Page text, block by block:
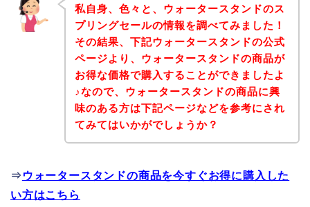
私自身、色々と、ウォータースタンドのス
プリングセールの情報を調べてみました！
その結果、下記ウォータースタンドの公式
ページより、ウォータースタンドの商品が
お得な価格で購入することができましたよ
♪なので、ウォータースタンドの商品に興
味のある方は下記ページなどを参考にされ
てみてはいかがでしょうか？
⇒ ウォータースタンドの商品を今すぐお得に購入した
い方はこちら